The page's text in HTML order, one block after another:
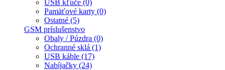
USB kľúče (0)
Pamäťové karty (0)
Ostatné (5)
GSM príslušenstvo
Obaly / Púzdra (0)
Ochranné sklá (1)
USB káble (17)
Nabíjačky (24)